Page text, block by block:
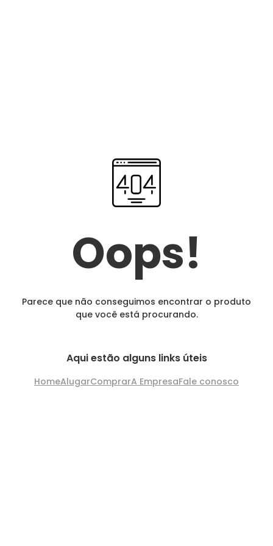
Oops!
Parece que não conseguimos encontrar o produto
que você está procurando.
Aqui estão alguns links úteis
HomeAlugarComprarA EmpresaFale conosco